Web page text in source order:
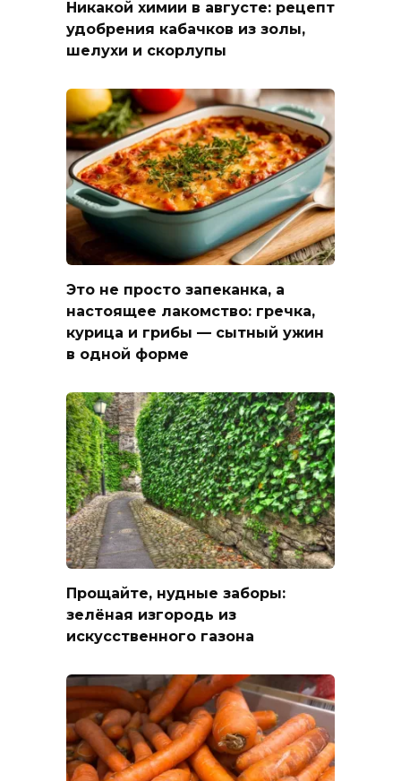
Никакой химии в августе: рецепт
удобрения кабачков из золы,
шелухи и скорлупы
Это не просто запеканка, а
настоящее лакомство: гречка,
курица и грибы — сытный ужин
в одной форме
Прощайте, нудные заборы:
зелёная изгородь из
искусственного газона